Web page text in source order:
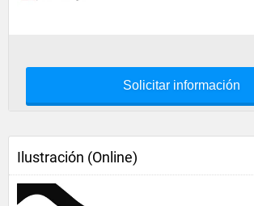
Solicitar información
Ilustración (Online)